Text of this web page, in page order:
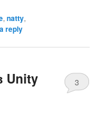
,natty,
reply
Unity
3